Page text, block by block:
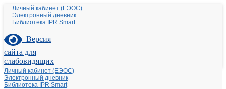
Личный кабинет (ЕЭОС)
Электронный дневник
Библиотека IPR Smart
Версия
сайта для
слабовидящих
Личный кабинет (ЕЭОС)
Электронный дневник
Библиотека IPR Smart